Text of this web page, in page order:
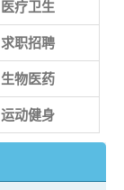
医疗卫生
求职招聘
生物医药
运动健身